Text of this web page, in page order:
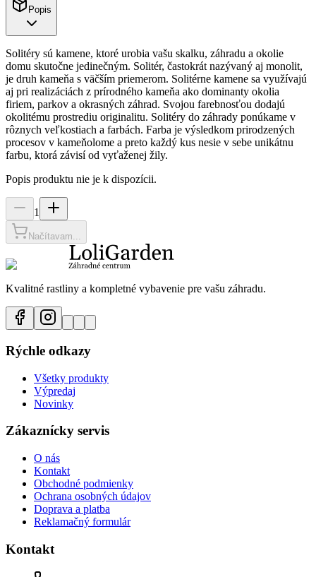
Popis
Solitéry sú kamene, ktoré urobia vašu skalku, záhradu a okolie
domu skutočne jedinečným. Solitér, častokrát nazývaný aj monolit,
je druh kameňa s väčším priemerom. Solitérne kamene sa využívajú
aj pri realizáciách z prírodného kameňa ako dominanty okolia
firiem, parkov a okrasných záhrad. Svojou farebnosťou dodajú
okolitému prostrediu originalitu. Solitéry do záhrady ponúkame v
rôznych veľkostiach a farbách. Farba je výsledkom prirodzených
procesov v kameňolome a preto každý kus nesie v sebe unikátnu
farbu, ktorá závisí od vyťaženej žily.
Popis produktu nie je k dispozícii.
1
Načítavam...
Kvalitné rastliny a kompletné vybavenie pre vašu záhradu.
Rýchle odkazy
Všetky produkty
Výpredaj
Novinky
Zákaznícky servis
O nás
Kontakt
Obchodné podmienky
Ochrana osobných údajov
Doprava a platba
Reklamačný formulár
Kontakt